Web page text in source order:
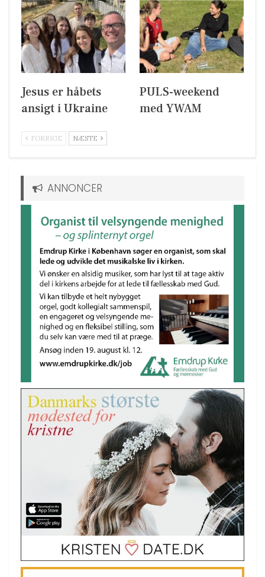
Jesus er håbets
ansigt i Ukraine
PULS-weekend
med YWAM
FORRIGE NÆSTE
ANNONCER